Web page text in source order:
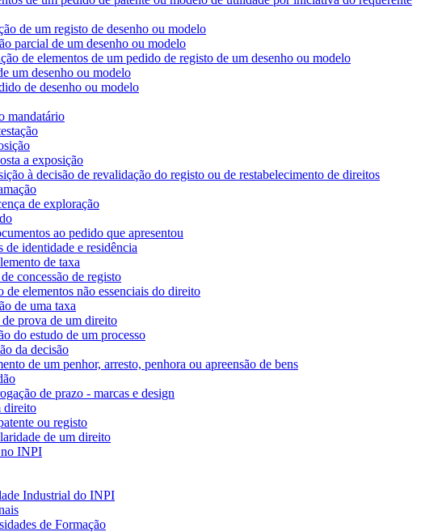
de um registo de desenho ou modelo
parcial de um desenho ou modelo
de elementos de um pedido de registo de um desenho ou modelo
um desenho ou modelo
de desenho ou modelo
mandatário
a exposição
à decisão de revalidação do registo ou de restabelecimento de direitos
de exploração
ao pedido que apresentou
identidade e residência
de taxa
concessão de registo
de elementos não essenciais do direito
de uma taxa
de prova de um direito
do estudo de um processo
da decisão
de um penhor, arresto, penhora ou apreensão de bens
de prazo - marcas e design
direito
ou registo
de um direito
no INPI
Industrial do INPI
de Formação